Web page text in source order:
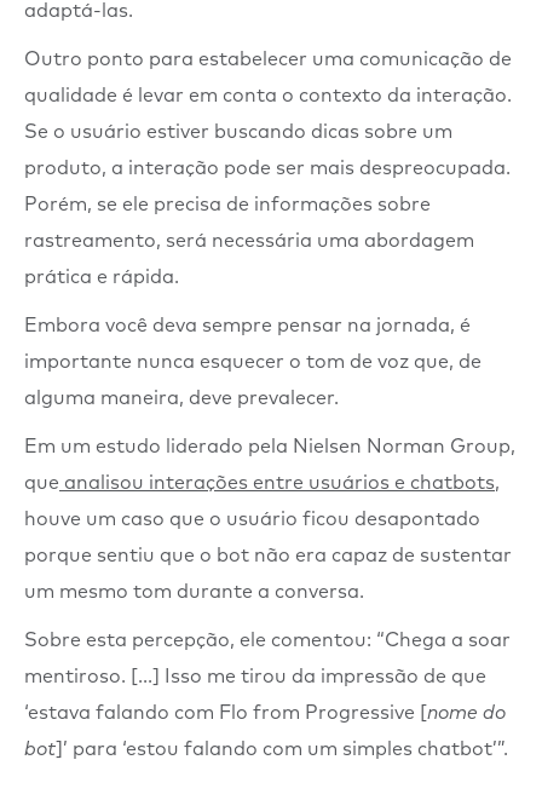
adaptá-las.
Outro ponto para estabelecer uma comunicação de
qualidade é levar em conta o contexto da interação.
Se o usuário estiver buscando dicas sobre um
produto, a interação pode ser mais despreocupada.
Porém, se ele precisa de informações sobre
rastreamento, será necessária uma abordagem
prática e rápida.
Embora você deva sempre pensar na jornada, é
importante nunca esquecer o tom de voz que, de
alguma maneira, deve prevalecer.
Em um estudo liderado pela Nielsen Norman Group,
que analisou interações entre usuários e chatbots,
houve um caso que o usuário ficou desapontado
porque sentiu que o bot não era capaz de sustentar
um mesmo tom durante a conversa.
Sobre esta percepção, ele comentou: “Chega a soar
mentiroso. [...] Isso me tirou da impressão de que
‘estava falando com Flo from Progressive [ nome do
bot ]’ para ‘estou falando com um simples chatbot’”.